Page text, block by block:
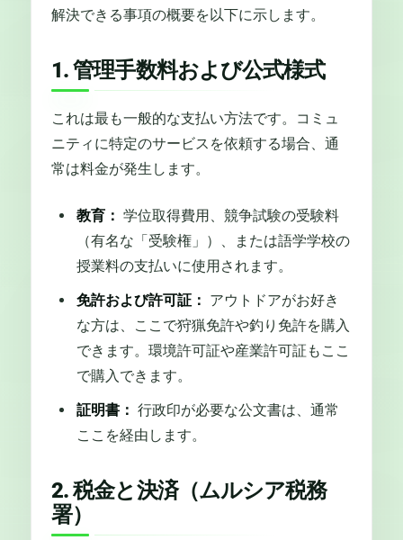
解決できる事項の概要を以下に示します。
1. 管理手数料および公式様式
これは最も一般的な支払い方法です。コミュ
ニティに特定のサービスを依頼する場合、通
常は料金が発生します。
教育： 学位取得費用、競争試験の受験料
（有名な「受験権」）、または語学学校の
授業料の支払いに使用されます。
免許および許可証： アウトドアがお好き
な方は、ここで狩猟免許や釣り免許を購入
できます。環境許可証や産業許可証もここ
で購入できます。
証明書： 行政印が必要な公文書は、通常
ここを経由します。
2. 税金と決済（ムルシア税務
署）